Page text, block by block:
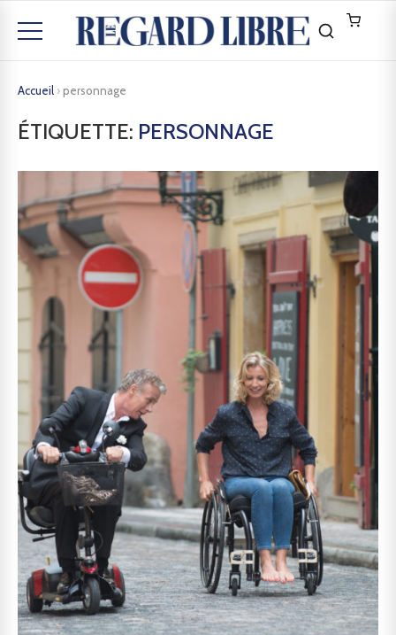
Accueil › personnage
ÉTIQUETTE: PERSONNAGE